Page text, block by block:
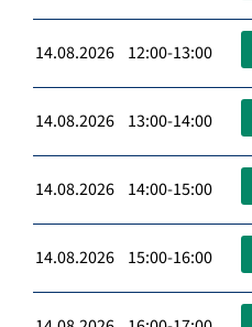
14.08.2026 12:00-13:00
14.08.2026 13:00-14:00
14.08.2026 14:00-15:00
14.08.2026 15:00-16:00